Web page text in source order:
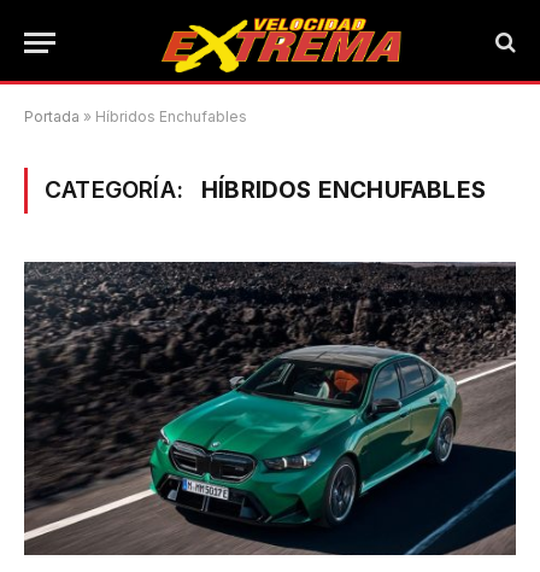
Portada » Híbridos Enchufables
CATEGORÍA: HÍBRIDOS ENCHUFABLES